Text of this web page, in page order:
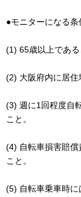
●モニターになる条
(1) 65歳以上である
(2) 大阪府内に居住
(3) 週に1回程度自
こと。
(4) 自転車損害賠
こと。
(5) 自転車乗車時